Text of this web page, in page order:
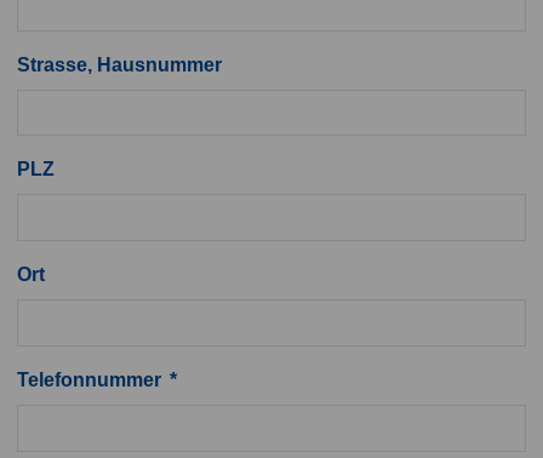
Strasse, Hausnummer
PLZ
Ort
Telefonnummer